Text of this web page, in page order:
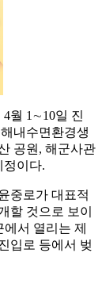
월 1∼10일 진
내수면환경생
공원, 해군사관
정이다.
중로가 대표적
할 것으로 보이
서 열리는 제
입로 등에서 벚